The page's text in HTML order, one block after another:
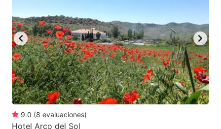
9.0 (8 evaluaciones)
Hotel Arco del Sol